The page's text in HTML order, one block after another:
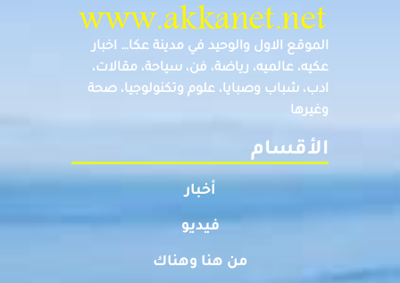
الموقع الاول والوحيد في مدينة عكا… اخبار
عكيه، عالميه، رياضة، فن، سياحة، مقالات،
ادب، شباب وصبايا، علوم وتكنولوجيا، صحة
وغيرها
الأقسام
أخبار
فيديو
من هنا وهناك